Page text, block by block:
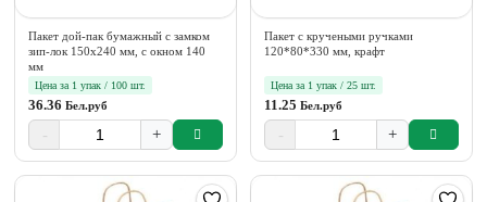
Пакет дой-пак бумажный с замком
зип-лок 150х240 мм, с окном 140
мм
Цена за 1 упак / 100 шт.
36.36 Бел.руб
- +
Пакет с кручеными ручками
120*80*330 мм, крафт
Цена за 1 упак / 25 шт.
11.25 Бел.руб
- +